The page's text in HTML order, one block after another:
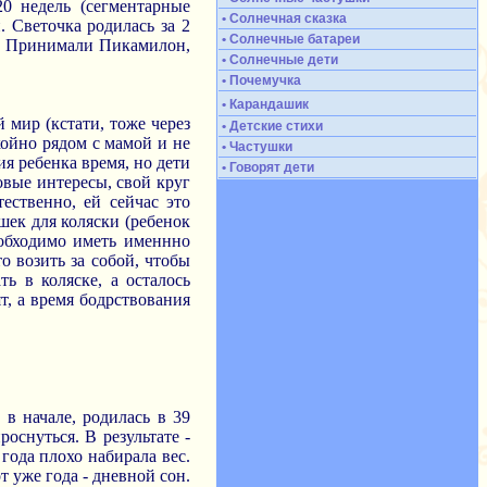
недель (сегментарные
родилась за 2
Принимали Пикамилон,
(кстати, тоже через
рядом с мамой и не
ребенка время, но дети
интересы, свой круг
ей сейчас это
для коляски (ребенок
иметь именнно
возить за собой, чтобы
в коляске, а осталось
а время бодрствования
начале, родилась в 39
В результате -
плохо набирала вес.
уже года - дневной сон.
• Солнечная сказка
• Солнечные батареи
• Солнечные дети
• Почемучка
• Карандашик
• Детские стихи
• Частушки
• Говорят дети